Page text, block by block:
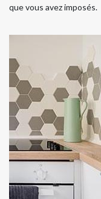
que vous avez imposés.